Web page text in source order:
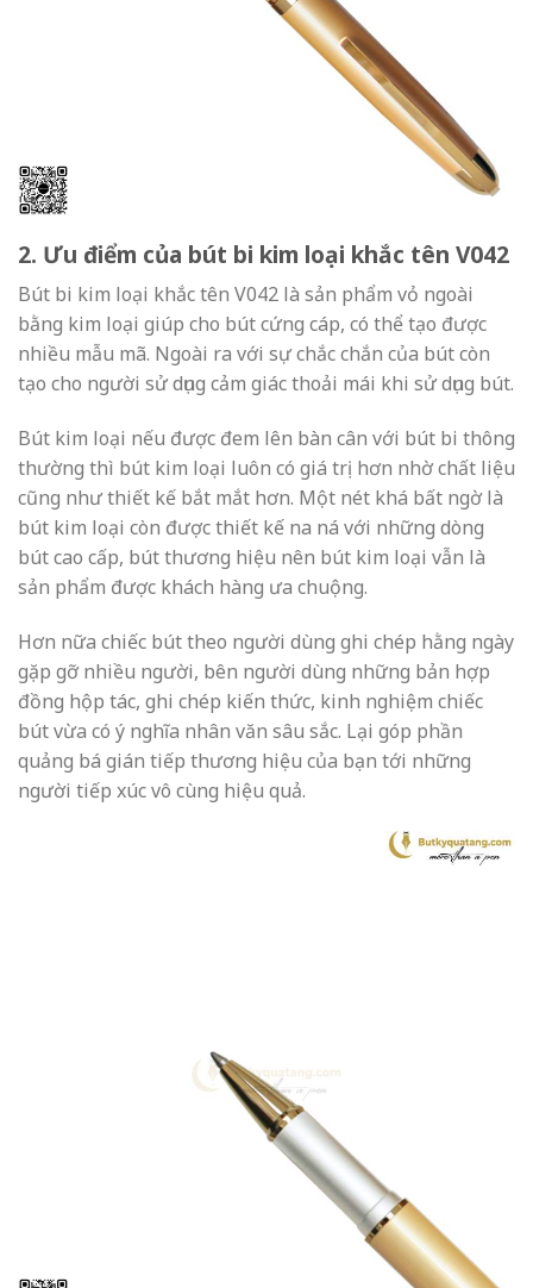
2. Ưu điểm của bút bi kim loại khắc tên V042
Bút bi kim loại khắc tên V042 là sản phẩm vỏ ngoài
bằng kim loại giúp cho bút cứng cáp, có thể tạo được
nhiều mẫu mã. Ngoài ra với sự chắc chắn của bút còn
tạo cho người sử dụng cảm giác thoải mái khi sử dụng bút.
Bút kim loại nếu được đem lên bàn cân với bút bi thông
thường thì bút kim loại luôn có giá trị hơn nhờ chất liệu
cũng như thiết kế bắt mắt hơn. Một nét khá bất ngờ là
bút kim loại còn được thiết kế na ná với những dòng
bút cao cấp, bút thương hiệu nên bút kim loại vẫn là
sản phẩm được khách hàng ưa chuộng.
Hơn nữa chiếc bút theo người dùng ghi chép hằng ngày
gặp gỡ nhiều người, bên người dùng những bản hợp
đồng hộp tác, ghi chép kiến thức, kinh nghiệm chiếc
bút vừa có ý nghĩa nhân văn sâu sắc. Lại góp phần
quảng bá gián tiếp thương hiệu của bạn tới những
người tiếp xúc vô cùng hiệu quả.